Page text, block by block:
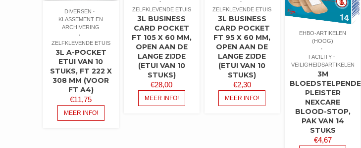
DIVERSEN
KLASSEMENT EN
ARCHIVERING
ZELFKLEVENDE ETUIS
3L A-POCKET
ETUI VAN 10
STUKS, FT 222 X
308 MM (VOOR
FT A4)
€11,75
MEER INFO!
ZELFKLEVENDE ETUIS
3L BUSINESS
CARD POCKET
FT 105 X 60 MM,
OPEN AAN DE
LANGE ZIJDE
(ETUI VAN 10
STUKS)
€28,00
MEER INFO!
ZELFKLEVENDE ETUIS
3L BUSINESS
CARD POCKET
FT 95 X 60 MM,
OPEN AAN DE
LANGE ZIJDE
(ETUI VAN 10
STUKS)
€2,30
MEER INFO!
EHBO-ARTIKELEN
(HOOG)
FACILITY
VEILIGHEIDSARTIKELEN
3M
BLOEDSTELPENDE
PLEISTER
NEXCARE
BLOOD-STOP,
PAK VAN 14
STUKS
€4,67